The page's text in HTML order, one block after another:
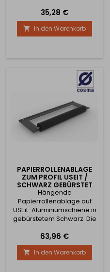
Montage ist an jeder
beliebigen Stelle der
Schiene möglich. Die Länge
der Ablage beträgt 150 mm.
Abmessungen entnehmen
Preis
35,28 €
 In den Warenkorb
PAPIERROLLENABLAGE
ZUM PROFIL USEIT /
SCHWARZ GEBÜRSTET
Hängende
Papierrollenablage auf
USEit-Aluminiumschiene in
gebürstetem Schwarz. Die
beliebigen Stelle der
Schiene möglich. Die Länge
des Regals beträgt 340
mm. Die kompletten Maße
Preis
63,96 €
 In den Warenkorb